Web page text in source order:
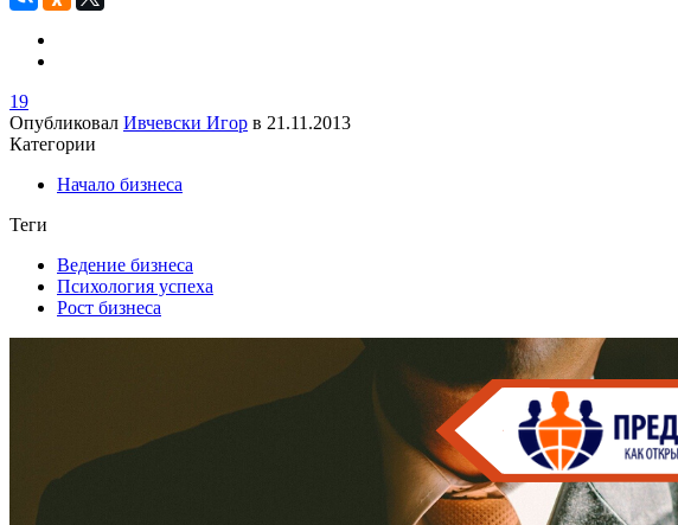
19
Опубликовал Ивчевски Игор в 21.11.2013
Категории
Начало бизнеса
Теги
Ведение бизнеса
Психология успеха
Рост бизнеса